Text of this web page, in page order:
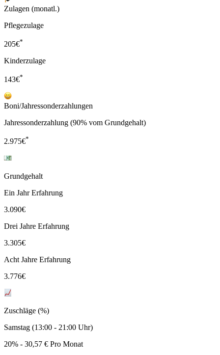
Zulagen (monatl.)
Pflegezulage
205€*
Kinderzulage
143€*
Boni/Jahressonderzahlungen
Jahressonderzahlung (90% vom Grundgehalt)
2.975€*
Grundgehalt
Ein Jahr Erfahrung
3.090€
Drei Jahre Erfahrung
3.305€
Acht Jahre Erfahrung
3.776€
Zuschläge (%)
Samstag (13:00 - 21:00 Uhr)
20% - 30,57 € Pro Monat